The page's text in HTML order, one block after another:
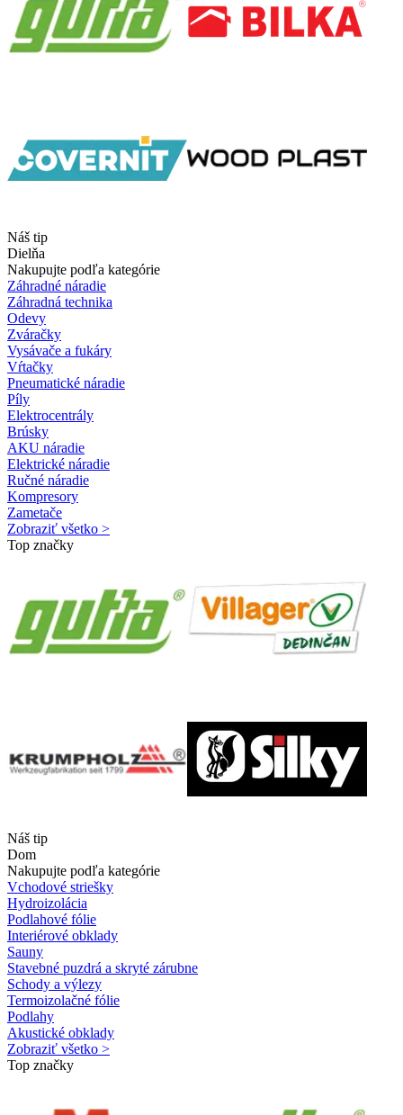
Náš tip
Dielňa
Nakupujte podľa kategórie
Záhradné náradie
Záhradná technika
Odevy
Zváračky
Vysávače a fukáry
Vŕtačky
Pneumatické náradie
Píly
Elektrocentrály
Brúsky
AKU náradie
Elektrické náradie
Ručné náradie
Kompresory
Zametače
Zobraziť všetko >
Top značky
Náš tip
Dom
Nakupujte podľa kategórie
Vchodové striešky
Hydroizolácia
Podlahové fólie
Interiérové obklady
Sauny
Stavebné puzdrá a skryté zárubne
Schody a výlezy
Termoizolačné fólie
Podlahy
Akustické obklady
Zobraziť všetko >
Top značky